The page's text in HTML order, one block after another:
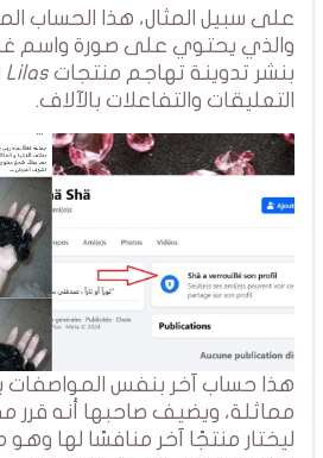
على سبيل المثال، هذا الحساب
والذي يحتوي على صورة واسم
بنشر تدوينة تهاجم منتجات Lilas
التعليقات والتفاعلات بالآلاف.
هذا حساب آخر بنفس المواصفات
مماثلة، ويضيف صاحبها أنه قرر
ليختار منتجًا آخر منافسًا لها وهو